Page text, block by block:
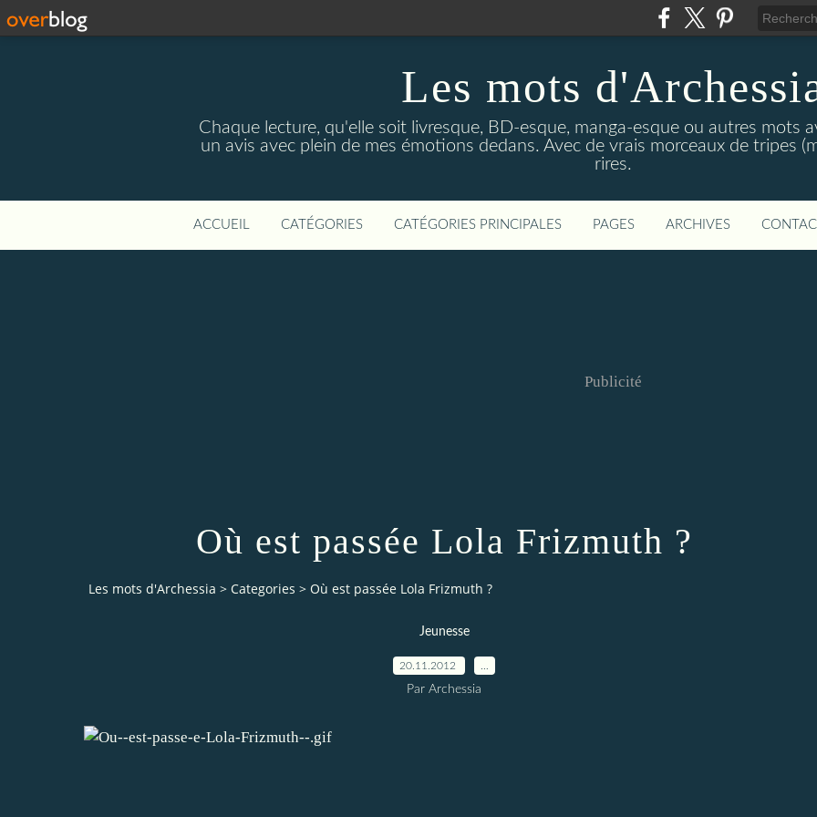
Les mots
Chaque lecture, qu'elle soit livresque, BD-esque, manga-esque ou autres mots
un avis avec plein de mes émotions dedans. Avec de vrais morceaux de tripes
rires.
ACCUEIL CATÉGORIES CATÉGORIES PRINCIPALES PAGES ARCHIVES
Publicité
Où est passée Lola Frizmuth ?
Les mots d'Archessia > Categories > Où est passée Lola Frizmuth ?
Jeunesse
20.11.2012
Par Archessia